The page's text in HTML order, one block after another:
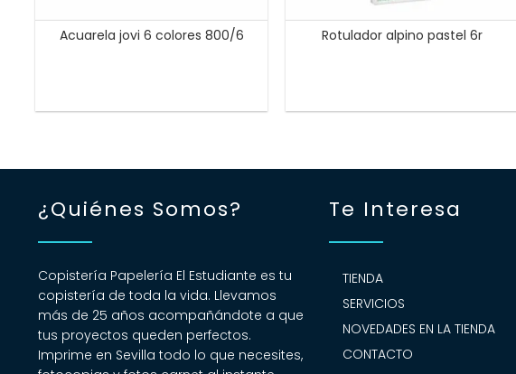
Acuarela jovi 6 colores 800/6 Rotulador alpino pastel 6r
¿Quiénes Somos?
Copistería Papelería El Estudiante es tu
copistería de toda la vida. Llevamos
más de 25 años acompañándote a que
tus proyectos queden perfectos.
Imprime en Sevilla todo lo que necesites,
Te Interesa
TIENDA
SERVICIOS
NOVEDADES EN LA TIENDA
CONTACTO